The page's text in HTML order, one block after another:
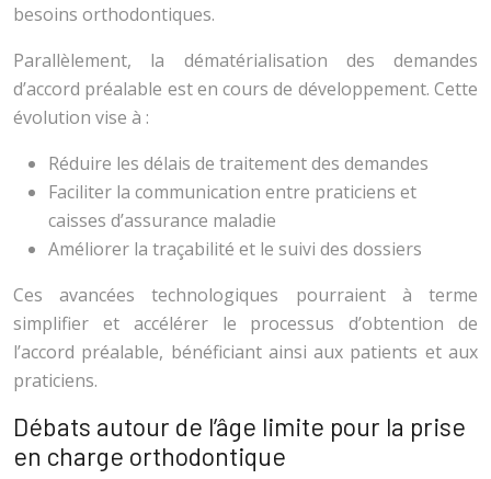
besoins orthodontiques.
Parallèlement, la dématérialisation des demandes
d’accord préalable est en cours de développement. Cette
évolution vise à :
Réduire les délais de traitement des demandes
Faciliter la communication entre praticiens et
caisses d’assurance maladie
Améliorer la traçabilité et le suivi des dossiers
Ces avancées technologiques pourraient à terme
simplifier et accélérer le processus d’obtention de
l’accord préalable, bénéficiant ainsi aux patients et aux
praticiens.
Débats autour de l’âge limite pour la prise
en charge orthodontique